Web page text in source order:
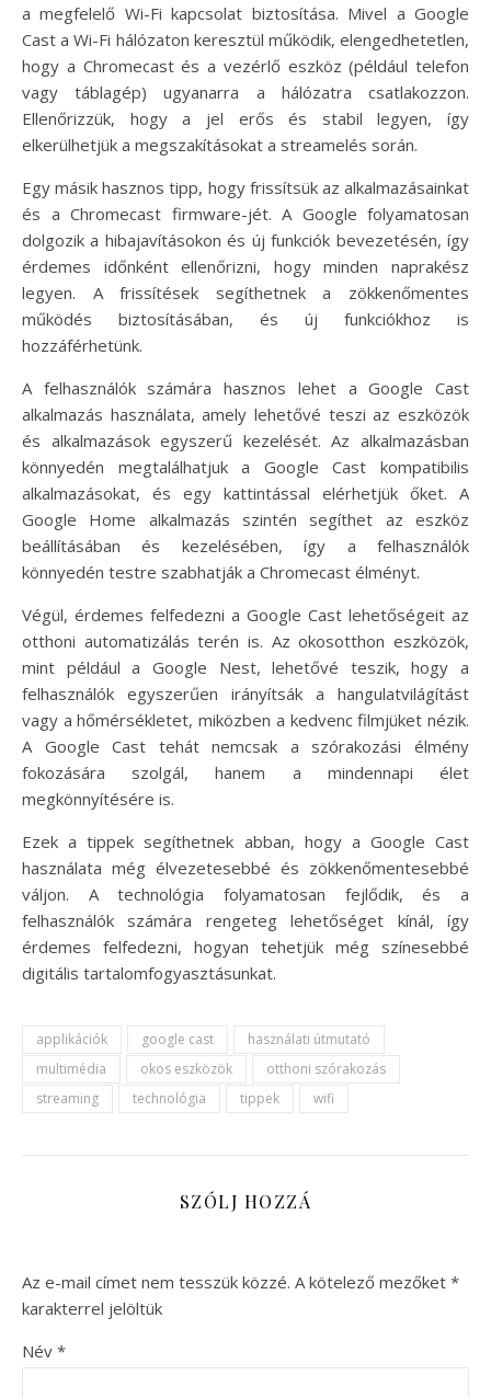
a megfelelő Wi-Fi kapcsolat biztosítása. Mivel a Google
Cast a Wi-Fi hálózaton keresztül működik, elengedhetetlen,
hogy a Chromecast és a vezérlő eszköz (például telefon
vagy táblagép) ugyanarra a hálózatra csatlakozzon.
Ellenőrizzük, hogy a jel erős és stabil legyen, így
elkerülhetjük a megszakításokat a streamelés során.
Egy másik hasznos tipp, hogy frissítsük az alkalmazásainkat
és a Chromecast firmware-jét. A Google folyamatosan
dolgozik a hibajavításokon és új funkciók bevezetésén, így
érdemes időnként ellenőrizni, hogy minden naprakész
legyen. A frissítések segíthetnek a zökkenőmentes
működés biztosításában, és új funkciókhoz is
hozzáférhetünk.
A felhasználók számára hasznos lehet a Google Cast
alkalmazás használata, amely lehetővé teszi az eszközök
és alkalmazások egyszerű kezelését. Az alkalmazásban
könnyedén megtalálhatjuk a Google Cast kompatibilis
alkalmazásokat, és egy kattintással elérhetjük őket. A
Google Home alkalmazás szintén segíthet az eszköz
beállításában és kezelésében, így a felhasználók
könnyedén testre szabhatják a Chromecast élményt.
Végül, érdemes felfedezni a Google Cast lehetőségeit az
otthoni automatizálás terén is. Az okosotthon eszközök,
mint például a Google Nest, lehetővé teszik, hogy a
felhasználók egyszerűen irányítsák a hangulatvilágítást
vagy a hőmérsékletet, miközben a kedvenc filmjüket nézik.
A Google Cast tehát nemcsak a szórakozási élmény
fokozására szolgál, hanem a mindennapi élet
megkönnyítésére is.
Ezek a tippek segíthetnek abban, hogy a Google Cast
használata még élvezetesebbé és zökkenőmentesebbé
váljon. A technológia folyamatosan fejlődik, és a
felhasználók számára rengeteg lehetőséget kínál, így
érdemes felfedezni, hogyan tehetjük még színesebbé
digitális tartalomfogyasztásunkat.
applikációk google cast
használati útmutató
multimédia
okos eszközök
otthoni szórakozás
streaming
technológia tippek wifi
SZÓLJ HOZZÁ
Az e-mail címet nem tesszük közzé. A kötelező mezőket *
karakterrel jelöltük
Név *